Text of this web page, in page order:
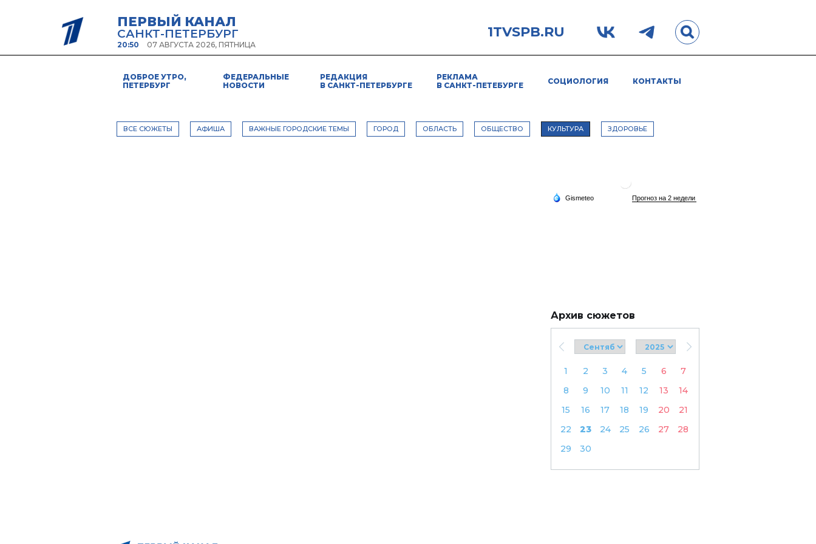
ПЕРВЫЙ КАНАЛ
САНКТ-ПЕТЕРБУРГ
20:50 07 АВГУСТА 2026, ПЯТНИЦА
1TVSPB.RU
ДОБРОЕ УТРО,
ПЕТЕРБУРГ
ФЕДЕРАЛЬНЫЕ
НОВОСТИ
РЕДАКЦИЯ
В САНКТ-ПЕТЕРБУРГЕ
РЕКЛАМА
В САНКТ-ПЕТЕБУРГЕ
СОЦИОЛОГИЯ КОНТАКТЫ
ВСЕ СЮЖЕТЫ АФИША ВАЖНЫЕ ГОРОДСКИЕ ТЕМЫ ГОРОД ОБЛАСТЬ ОБЩЕСТВО КУЛЬТУРА ЗДОРОВЬЕ
Архив сюжетов
1 2 3 4 5 6
7
8
9 10 11 12 13
14
15
16 17 18 19 20
21
22
23 24 25 26 27
28
29
30